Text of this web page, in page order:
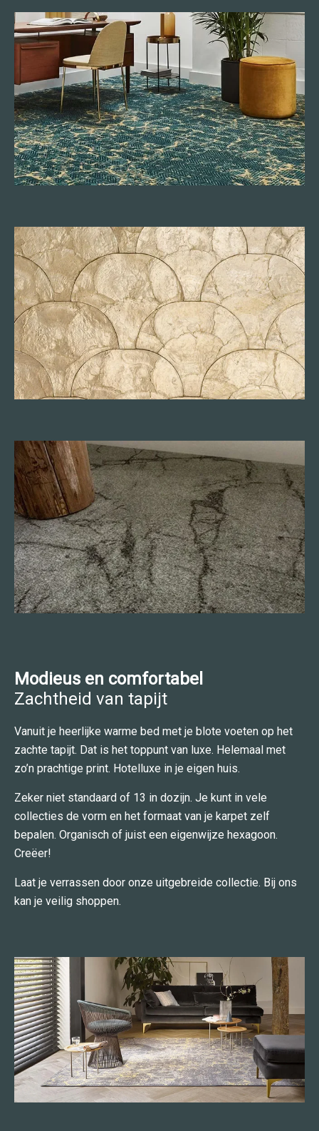
Modieus en comfortabel
Zachtheid van tapijt
Vanuit je heerlijke warme bed met je blote voeten op het
zachte tapijt. Dat is het toppunt van luxe. Helemaal met
zo’n prachtige print. Hotelluxe in je eigen huis.
Zeker niet standaard of 13 in dozijn. Je kunt in vele
collecties de vorm en het formaat van je karpet zelf
bepalen. Organisch of juist een eigenwijze hexagoon.
Creëer!
Laat je verrassen door onze uitgebreide collectie. Bij ons
kan je veilig shoppen.